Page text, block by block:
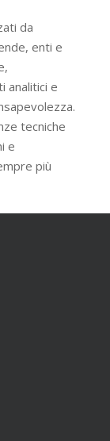
da
enti e
analitici e
tecniche
e
più